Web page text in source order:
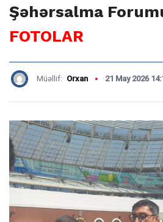
Şəhərsalma
FOTOLAR
Müəllif: Orxan 21 May 2026